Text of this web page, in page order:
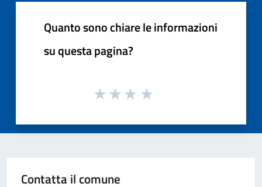
Quanto sono chiare le informazioni
su questa pagina?
Contatta il comune